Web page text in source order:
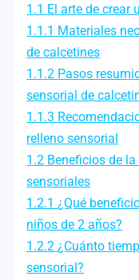
1.1 El arte de crear
1.1.1 Materiales
de calcetines
1.1.2 Pasos
sensorial de
1.1.3
relleno sensorial
1.2 Beneficios de
sensoriales
1.2.1 ¿Qué
niños de 2 años?
1.2.2 ¿Cuánto
sensorial?